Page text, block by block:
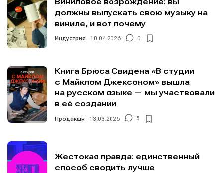
должны выпускать свою музыку на
виниле, и вот почему
Индустрия 10.04.2026 0
Книга Брюса Свидена «В студии
с Майклом Джексоном» вышла
на русском языке — мы участвовали
в её создании
Продакшн 13.03.2026 5
Жестокая правда: единственный
способ сводить лучше